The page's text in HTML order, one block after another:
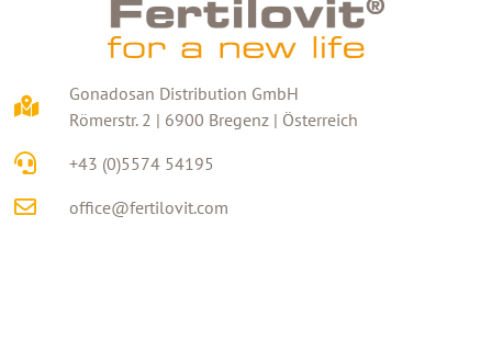
Gonadosan Distribution GmbH
Römerstr. 2 | 6900 Bregenz | Österreich
+43 (0)5574 54195
office@fertilovit.com